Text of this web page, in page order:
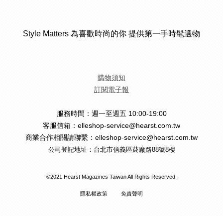
Style Matters 為喜歡時尚的你 提供第一手時髦選物
購物須知
訂閱電子報
服務時間：週一至週五 10:00-19:00
客服信箱：elleshop-service@hearst.com.tw
商業合作相關請聯繫：elleshop-service@hearst.com.tw
公司登記地址：台北市信義區菸廠路88號8樓
©2021 Hearst Magazines Taiwan All Rights Reserved.
隱私權政策 免責聲明